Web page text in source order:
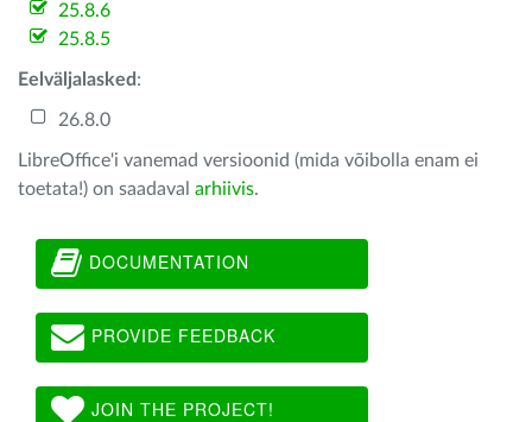
25.8.6
25.8.5
Eelväljalasked :
26.8.0
LibreOffice'i vanemad versioonid (mida võibolla enam ei
toetata!) on saadaval arhiivis.
DOCUMENTATION
PROVIDE FEEDBACK
JOIN THE PROJECT!